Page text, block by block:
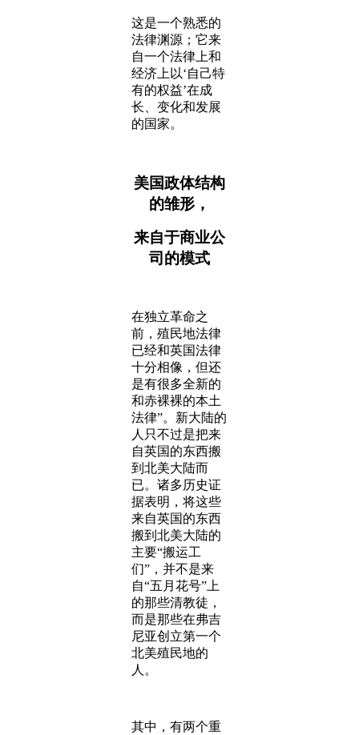
这是一个熟悉的
法律渊源；它来
自一个法律上和
经济上以‘自己特
有的权益’在成
长、变化和发展
的国家。
美国政体结构
的雏形，
来自于商业公
司的模式
在独立革命之
前，殖民地法律
已经和英国法律
十分相像，但还
是有很多全新的
和赤裸裸的本土
法律”。新大陆的
人只不过是把来
自英国的东西搬
到北美大陆而
已。诸多历史证
据表明，将这些
来自英国的东西
搬到北美大陆的
主要“搬运工
们”，并不是来
自“五月花号”上
的那些清教徒，
而是那些在弗吉
尼亚创立第一个
北美殖民地的
人。
其中，有两个重